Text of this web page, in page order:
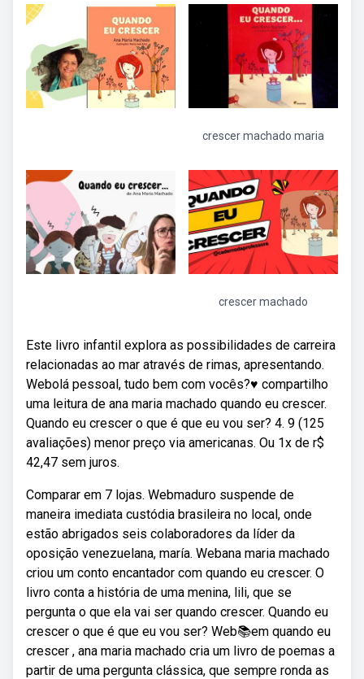
crescer machado maria
crescer machado
Este livro infantil explora as possibilidades de carreira
relacionadas ao mar através de rimas, apresentando.
Webolá pessoal, tudo bem com vocês?♥️ compartilho
uma leitura de ana maria machado quando eu crescer.
Quando eu crescer o que é que eu vou ser? 4. 9 (125
avaliações) menor preço via americanas. Ou 1x de r$
42,47 sem juros.
Comparar em 7 lojas. Webmaduro suspende de
maneira imediata custódia brasileira no local, onde
estão abrigados seis colaboradores da líder da
oposição venezuelana, maría. Webana maria machado
criou um conto encantador com quando eu crescer. O
livro conta a história de uma menina, lili, que se
pergunta o que ela vai ser quando crescer. Quando eu
crescer o que é que eu vou ser? Web📚em quando eu
crescer , ana maria machado cria um livro de poemas a
partir de uma pergunta clássica, que sempre ronda as